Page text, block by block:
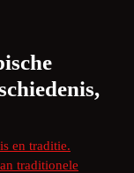
en traditie.
traditionele